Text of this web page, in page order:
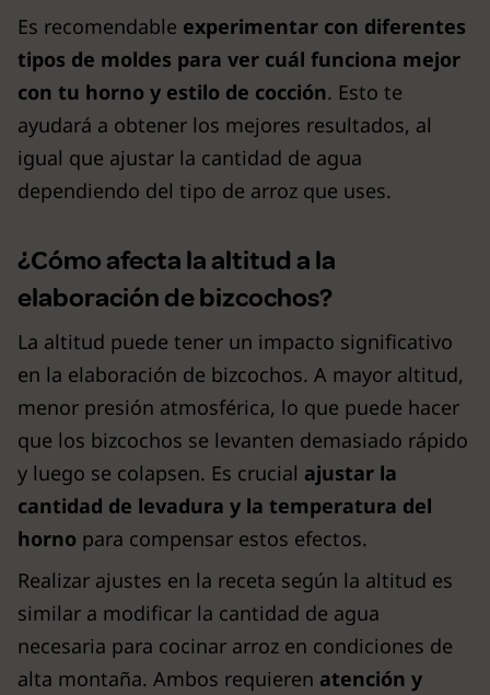
Es recomendable experimentar con diferentes
tipos de moldes para ver cuál funciona mejor
con tu horno y estilo de cocción. Esto te
ayudará a obtener los mejores resultados, al
igual que ajustar la cantidad de agua
dependiendo del tipo de arroz que uses.
¿Cómo afecta la altitud a la
elaboración de bizcochos?
La altitud puede tener un impacto significativo
en la elaboración de bizcochos. A mayor altitud,
menor presión atmosférica, lo que puede hacer
que los bizcochos se levanten demasiado rápido
y luego se colapsen. Es crucial ajustar la
cantidad de levadura y la temperatura del
horno para compensar estos efectos.
Realizar ajustes en la receta según la altitud es
similar a modificar la cantidad de agua
necesaria para cocinar arroz en condiciones de
alta montaña. Ambos requieren atención y